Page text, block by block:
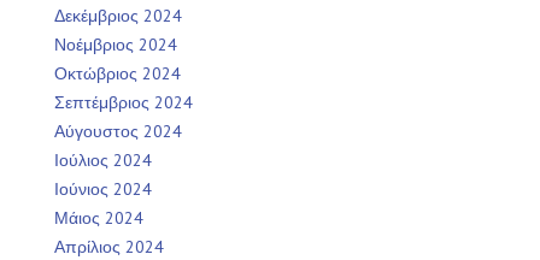
Δεκέμβριος 2024
Νοέμβριος 2024
Οκτώβριος 2024
Σεπτέμβριος 2024
Αύγουστος 2024
Ιούλιος 2024
Ιούνιος 2024
Μάιος 2024
Απρίλιος 2024